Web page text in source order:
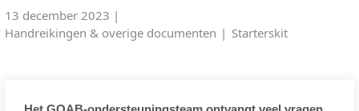
13 december 2023
Handreikingen & overige documenten
Starterskit